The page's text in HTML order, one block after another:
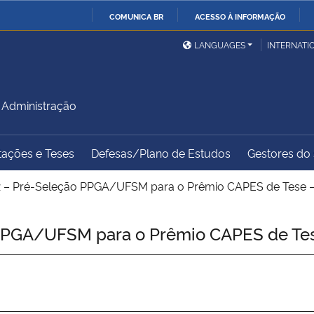
COMUNICA BR ACESSO À INFORMAÇÃO
Ministério da Defesa
Ministério das Relações
Exteriores
Ministério do
Desenvolvimento Regional
Controladoria-Geral da
Advocacia-Geral da União Banco Central do Brasil
LANGUAGES
e Teses Defesas/Plano de Estudos Gestores do
Pré-Seleção PPGA/UFSM para o Prêmio CAPES de Tese
UFSM para o Prêmio CAPES de